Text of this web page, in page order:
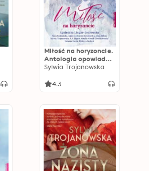
Miłość na horyzoncie.
Antologia opowiadań
w klimacie górskim
Sylwia Trojanowska
4.3